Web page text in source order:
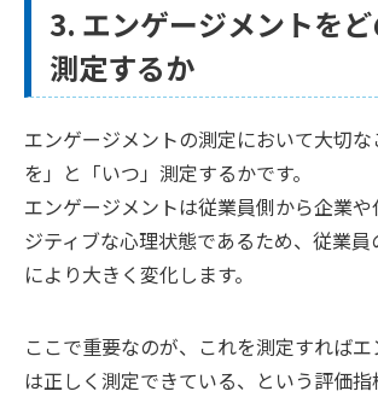
3. エンゲージメントを
測定するか
エンゲージメントの測定において大切
を」と「いつ」測定するかです。
エンゲージメントは従業員側から企業
ジティブな心理状態であるため、従業員
により大きく変化します。
ここで重要なのが、これを測定すれば
は正しく測定できている、という評価